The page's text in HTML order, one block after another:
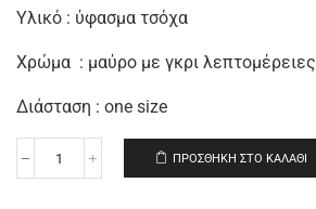
Υλικό : ύφασμα τσόχα
Χρώμα : μαύρο με γκρι λεπτομέρειες
Διάσταση : one size
ΠΡΟΣΘΉΚΗ ΣΤΟ ΚΑΛΆΘΙ